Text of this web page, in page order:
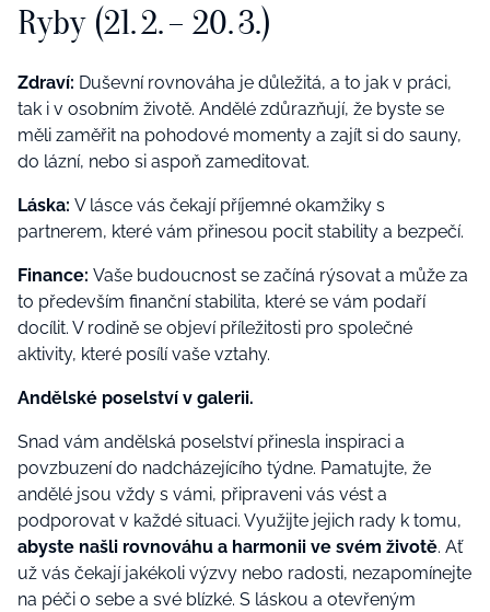
Ryby (21. 2. – 20. 3.)
Zdraví: Duševní rovnováha je důležitá, a to jak v práci,
tak i v osobním životě. Andělé zdůrazňují, že byste se
měli zaměřit na pohodové momenty a zajít si do sauny,
do lázní, nebo si aspoň zameditovat.
Láska: V lásce vás čekají příjemné okamžiky s
partnerem, které vám přinesou pocit stability a bezpečí.
Finance: Vaše budoucnost se začíná rýsovat a může za
to především finanční stabilita, které se vám podaří
docílit. V rodině se objeví příležitosti pro společné
aktivity, které posílí vaše vztahy.
Andělské poselství v galerii.
Snad vám andělská poselství přinesla inspiraci a
povzbuzení do nadcházejícího týdne. Pamatujte, že
andělé jsou vždy s vámi, připraveni vás vést a
podporovat v každé situaci. Využijte jejich rady k tomu,
abyste našli rovnováhu a harmonii ve svém životě. Ať
už vás čekají jakékoli výzvy nebo radosti, nezapomínejte
na péči o sebe a své blízké. S láskou a otevřeným